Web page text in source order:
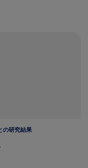
の研究結果